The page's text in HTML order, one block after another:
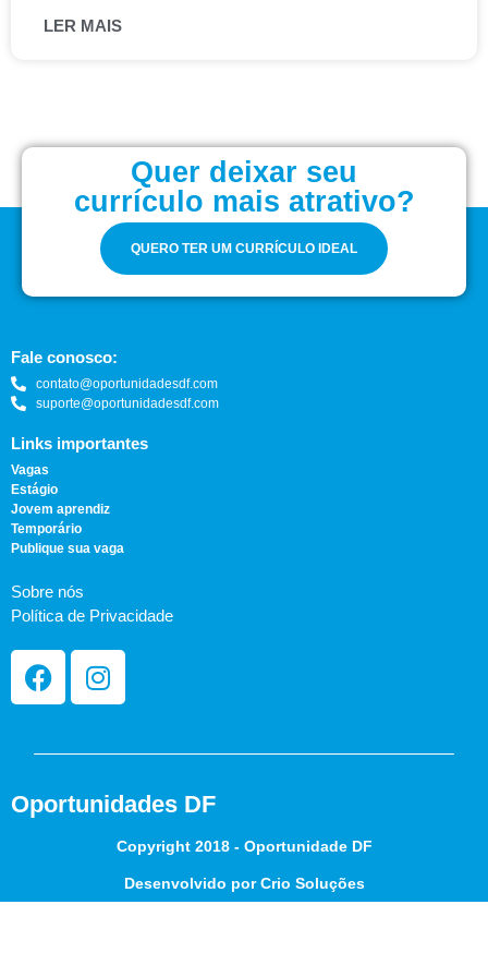
LER MAIS
Quer deixar seu
currículo mais atrativo?
QUERO TER UM CURRÍCULO IDEAL
Fale conosco:
contato@oportunidadesdf.com
suporte@oportunidadesdf.com
Links importantes
Vagas
Estágio
Jovem aprendiz
Temporário
Publique sua vaga
Sobre nós
Política de Privacidade
Oportunidades DF
Copyright 2018 - Oportunidade DF
Desenvolvido por Crio Soluções